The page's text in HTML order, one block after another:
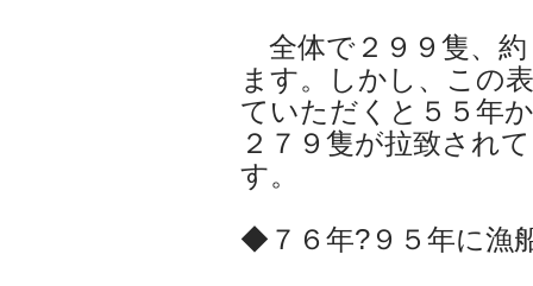
全体で２９９隻、
ます。しかし、この
ていただくと５５年
２７９隻が拉致され
す。
◆７６年?９５年に漁